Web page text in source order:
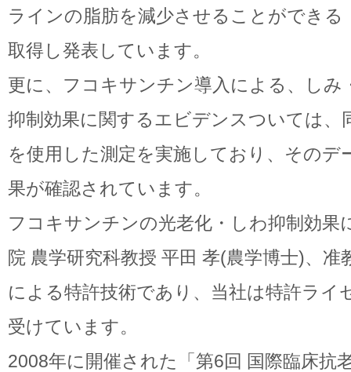
ラインの脂肪を減少させることができ
取得し発表しています。
更に、フコキサンチン導入による、しみ
抑制効果に関するエビデンスついては、
を使用した測定を実施しており、そのデ
果が確認されています。
フコキサンチンの光老化・しわ抑制効果
院 農学研究科教授 平田 孝(農学博士)、准
による特許技術であり、当社は特許ライ
受けています。
2008年に開催された「第6回 国際臨床抗